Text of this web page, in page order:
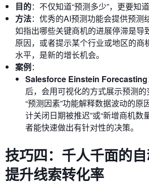
目的：不仅知道“预测多少”，更要知
方法：优秀的AI预测功能会提供预测
如指出哪些关键商机的进展停滞是导
原因，或者提示某个行业或地区的商
水平，是新的增长机会。
案例：
Salesforce Einstein Forecasting
后，会用可视化的方式展示预测
“预测因素”功能解释数据波动的原
计关闭日期被推迟”或“新增商机数
者能快速做出有针对性的决策。
技巧四：千人千面的自
提升线索转化率